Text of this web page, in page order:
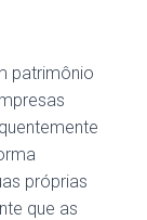
patrimônio
próprias
que as